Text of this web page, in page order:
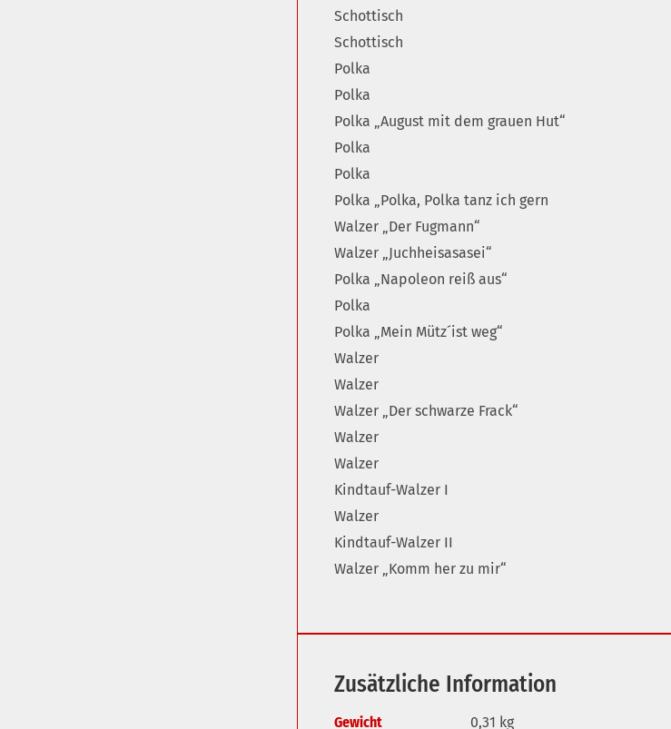
Schottisch
Schottisch
Polka
Polka
Polka „August mit dem grauen Hut“
Polka
Polka
Polka „Polka, Polka tanz ich gern
Walzer „Der Fugmann“
Walzer „Juchheisasasei“
Polka „Napoleon reiß aus“
Polka
Polka „Mein Mütz´ist weg“
Walzer
Walzer
Walzer „Der schwarze Frack“
Walzer
Walzer
Kindtauf-Walzer I
Walzer
Kindtauf-Walzer II
Walzer „Komm her zu mir“
Zusätzliche Information
Gewicht 0,31 kg